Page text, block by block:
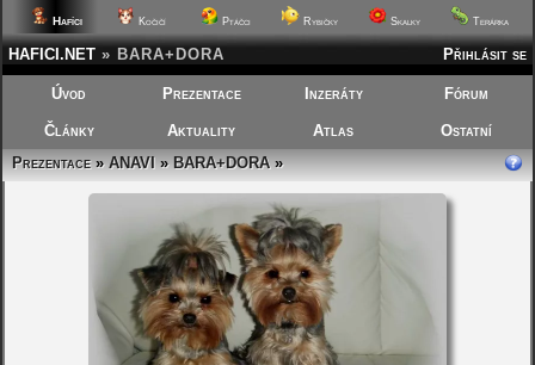
Hafíci Kočičí Ptáčci Rybičky Skalky Terárka
Přihlásit se
HAFICI.NET » BARA+DORA
Úvod Prezentace Inzeráty Fórum
Články Aktuality Atlas
Ostatní
Prezentace»ANAVI»BARA+DORA»